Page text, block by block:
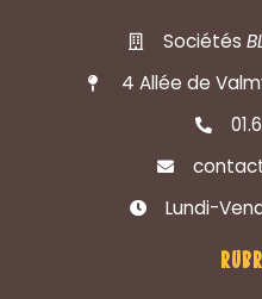
Sociétés
4 Allée de
Lundi-